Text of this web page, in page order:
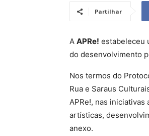
Partilhar
A APRe! estabeleceu
do desenvolvimento
Nos termos do
Rua e Saraus
APRe!, nas
artísticas,
anexo.